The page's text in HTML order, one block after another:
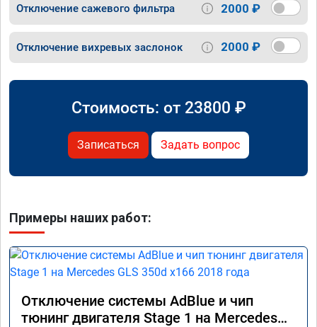
Отключение сажевого фильтра 2000 ₽
Отключение вихревых заслонок 2000 ₽
Стоимость: от 23800 ₽
Записаться Задать вопрос
Примеры наших работ:
Отключение системы AdBlue и чип
тюнинг двигателя Stage 1 на Mercedes